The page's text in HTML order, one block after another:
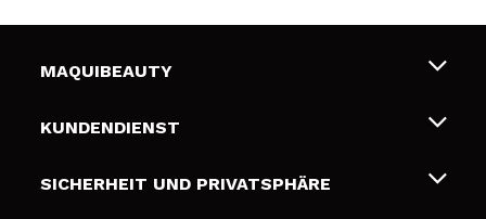
MAQUIBEAUTY
Über uns
Geschenkkarten
KUNDENDIENST
Liefer- und Versandkosten
SICHERHEIT UND PRIVATSPHÄRE